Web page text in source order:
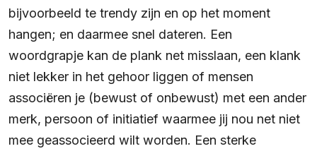
bijvoorbeeld te trendy zijn en op het moment
hangen; en daarmee snel dateren. Een
woordgrapje kan de plank net misslaan, een klank
niet lekker in het gehoor liggen of mensen
associëren je (bewust of onbewust) met een ander
merk, persoon of initiatief waarmee jij nou net niet
mee geassocieerd wilt worden. Een sterke